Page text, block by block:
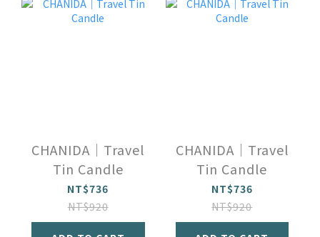
CHANIDA｜Travel
Tin Candle
NT$736
NT$920
CHANIDA｜Travel
Tin Candle
NT$736
NT$920